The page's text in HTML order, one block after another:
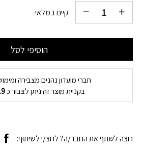
קיים במלאי
הוסיפי לסל
חברי מועדון נהנים מצבירה
בקניית מוצר זה ניתן לצבור כ
רוצה לשתף את החבר/ה? לחצ/י לשיתוף: